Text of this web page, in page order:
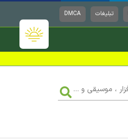
تبلیغات DMCA